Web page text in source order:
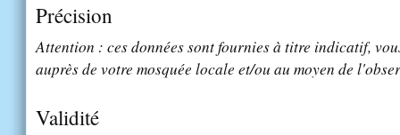
Précision
Attention : ces données sont fournies à titre indicatif,
auprès de votre mosquée locale et/ou au moyen de
Validité